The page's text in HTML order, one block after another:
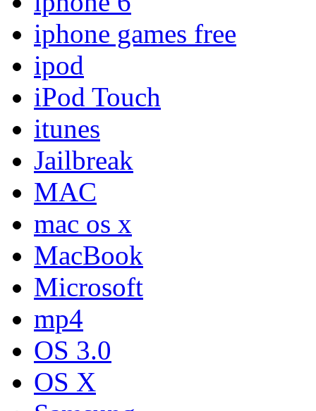
iphone games free
ipod
iPod Touch
itunes
Jailbreak
MAC
mac os x
MacBook
Microsoft
mp4
OS 3.0
OS X